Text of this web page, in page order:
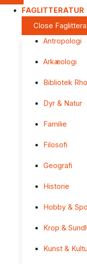
FAGLITTERATUR
Close
Antropologi
Arkæologi
Bibliotek
Dyr & Natur
Familie
Filosofi
Geografi
Historie
Hobby &
Krop &
Kunst &